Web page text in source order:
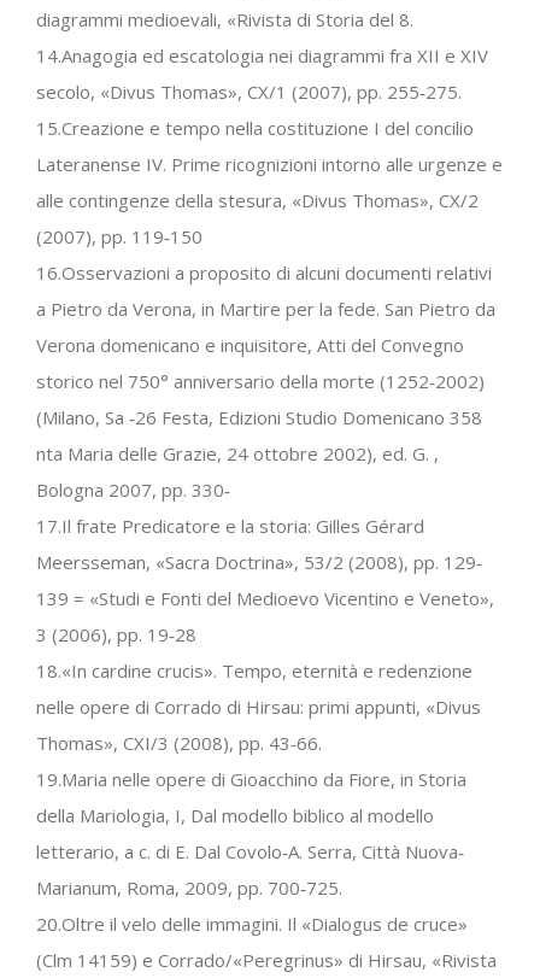
diagrammi medioevali, «Rivista di Storia del 8.
14.Anagogia ed escatologia nei diagrammi fra XII e XIV
secolo, «Divus Thomas», CX/1 (2007), pp. 255‐275.
15.Creazione e tempo nella costituzione I del concilio
Lateranense IV. Prime ricognizioni intorno alle urgenze e
alle contingenze della stesura, «Divus Thomas», CX/2
(2007), pp. 119‐150
16.Osservazioni a proposito di alcuni documenti relativi
a Pietro da Verona, in Martire per la fede. San Pietro da
Verona domenicano e inquisitore, Atti del Convegno
storico nel 750° anniversario della morte (1252‐2002)
(Milano, Sa ‐26 Festa, Edizioni Studio Domenicano 358
nta Maria delle Grazie, 24 ottobre 2002), ed. G. ,
Bologna 2007, pp. 330‐
17.Il frate Predicatore e la storia: Gilles Gérard
Meersseman, «Sacra Doctrina», 53/2 (2008), pp. 129‐
139 = «Studi e Fonti del Medioevo Vicentino e Veneto»,
3 (2006), pp. 19‐28
18.«In cardine crucis». Tempo, eternità e redenzione
nelle opere di Corrado di Hirsau: primi appunti, «Divus
Thomas», CXI/3 (2008), pp. 43‐66.
19.Maria nelle opere di Gioacchino da Fiore, in Storia
della Mariologia, I, Dal modello biblico al modello
letterario, a c. di E. Dal Covolo‐A. Serra, Città Nuova‐
Marianum, Roma, 2009, pp. 700‐725.
20.Oltre il velo delle immagini. Il «Dialogus de cruce»
(Clm 14159) e Corrado/«Peregrinus» di Hirsau, «Rivista